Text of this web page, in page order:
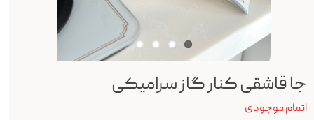
جا قاشقی کنار گاز سرامیکی
اتمام موجودی